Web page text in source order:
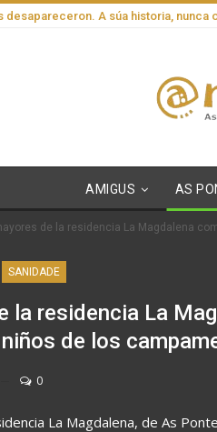
desapareceron. A súa historia, nunca
AMIGUS AS
de la residencia La Magdalena
SANIDADE
la residencia La
de los
0
La Magdalena, de As